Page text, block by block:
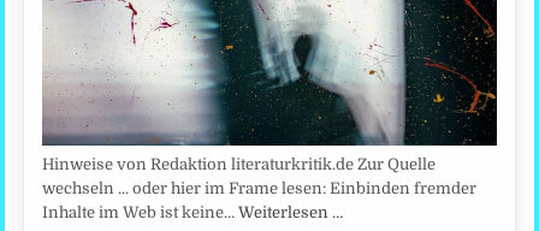
Hinweise von Redaktion literaturkritik.de Zur Quelle
wechseln ... oder hier im Frame lesen: Einbinden fremder
Inhalte im Web ist keine…Weiterlesen …